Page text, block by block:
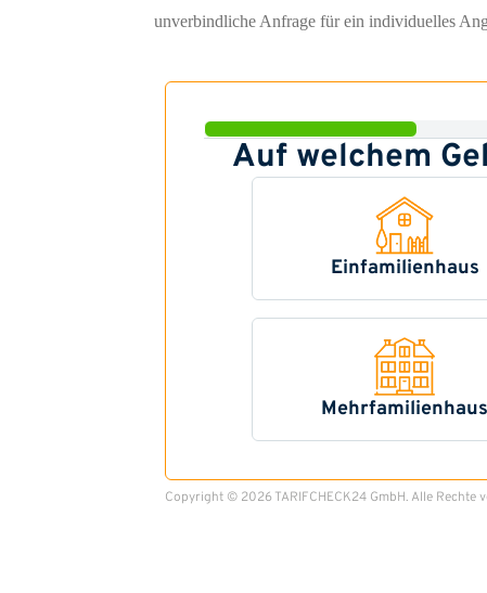
unverbindliche Anfrage für ein individuelles